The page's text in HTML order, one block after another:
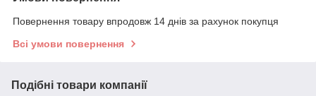
Повернення товару впродовж 14 днів за рахунок покупця
Всі умови повернення
Подібні товари компанії